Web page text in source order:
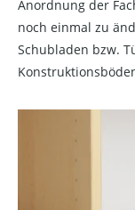
Anordnung der
noch einmal zu
Schubladen bzw.